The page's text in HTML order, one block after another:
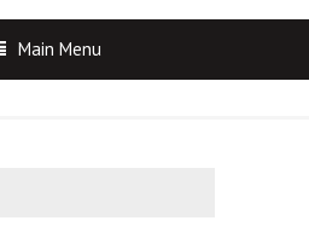
Main Menu